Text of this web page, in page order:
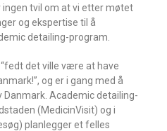
ingen tvil om at vi etter møtet
og ekspertise til å
detailing-program.
det ville være at have
og er i gang med å
Academic detailing-
(MedicinVisit) og i
planlegger et felles